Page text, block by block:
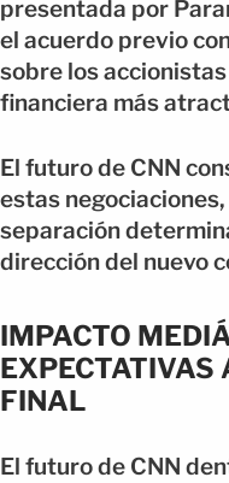
presentada por
el acuerdo previo
sobre los
financiera más
El futuro de CNN
estas
separación
dirección del nuevo
IMPACTO
EXPECTATIVAS
FINAL
El futuro de CNN